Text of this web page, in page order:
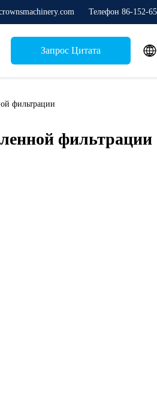
Телефон 86-152-
Запрос Цитата 
фильтрации
фильтрации